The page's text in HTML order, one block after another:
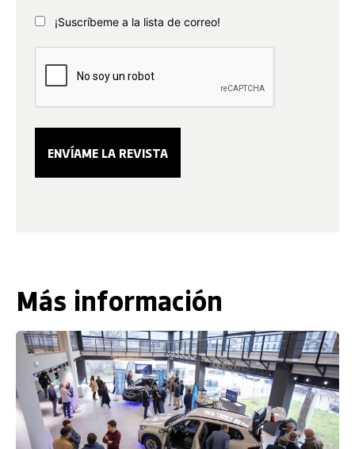
¡Suscríbeme a la lista de correo!
Más información